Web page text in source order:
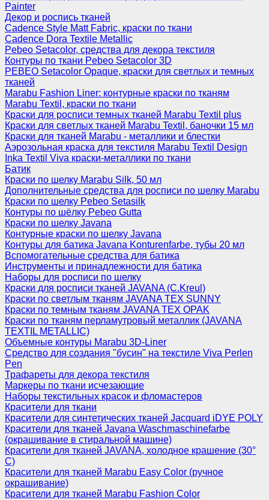
Painter
Декор и роспись тканей
Cadence Style Matt Fabric, краски по ткани
Cadence Dora Textile Metallic
Pebeo Setacolor, средства для декора текстиля
Контуры по ткани Pebeo Setacolor 3D
PEBEO Setacolor Opaque, краски для светлых и темных
тканей
Marabu Fashion Liner: контурные краски по тканям
Marabu Textil, краски по ткани
Краски для росписи темных тканей Marabu Textil plus
Краски для светлых тканей Marabu Textil, баночки 15 мл
Краски для тканей Marabu - металлики и блестки
Аэрозольная краска для текстиля Marabu Textil Design
Inka Textil Viva краски-металлики по ткани
Батик
Краски по шелку Marabu Silk, 50 мл
Дополнительные средства для росписи по шелку Marabu
Краски по шелку Pebeo Setasilk
Контуры по шёлку Pebeo Gutta
Краски по шелку Javana
Контурные краски по шелку Javana
Контуры для батика Javana Konturenfarbe, тубы 20 мл
Вспомогательные средства для батика
Инструменты и принадлежности для батика
Наборы для росписи по шелку
Краски для росписи тканей JAVANA (C.Kreul)
Краски по светлым тканям JAVANA TEX SUNNY
Краски по темным тканям JAVANA TEX OPAK
Краски по тканям перламутровый металлик (JAVANA
TEXTIL METALLIC)
Объемные контуры Marabu 3D-Liner
Средство для создания "бусин" на текстиле Viva Perlen
Pen
Трафареты для декора текстиля
Маркеры по ткани исчезающие
Наборы текстильных красок и фломастеров
Красители для ткани
Красители для синтетических тканей Jacquard iDYE POLY
Красители для тканей Javana Waschmaschinefarbe
(окрашивание в стиральной машине)
Красители для тканей JAVANA, холодное крашение (30°
С)
Красители для тканей Marabu Easy Color (ручное
окрашивание)
Красители для тканей Marabu Fashion Color